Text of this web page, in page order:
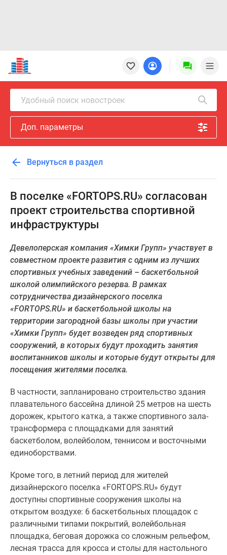
Новостройки
Квартиры
Ипотека
Новостройки
Москвы
Новостройки
Подмосковья
Новостройки
Москвы
Готовые
новостройки
Новостройки
карте
предложения
Коммерческие
помещения
Продавцы
застройщики
Панорамы
новостроек
Видеообзор
новостроек
Экспертиза
Экология
Москвы
Подмосковья
Студии
комнатные
комнатные
комнатные
Квартиры
Удобный поиск новостроек
Доп. параметры
Вернуться в раздел
В поселке «FORTOPS.RU» согласован
проект строительства спортивной
инфраструктуры
Девелоперская компания «Химки Групп» участвует в
совместном проекте развития с одним из лучших
спортивных учебных заведений – баскетбольной
школой олимпийского резерва. В рамках
сотрудничества дизайнерского поселка
«FORTOPS.RU» и баскетбольной школы на
территории загородной базы школы при участии
«Химки Групп» будет возведен ряд спортивных
сооружений, в которых будут проходить занятия
воспитанников школы и которые будут открыты для
посещения жителями поселка.
В частности, запланировано строительство здания
плавательного бассейна длиной 25 метров на шесть
дорожек, крытого катка, а также спортивного зала-
трансформера с площадками для занятий
баскетболом, волейболом, теннисом и восточными
единоборствами.
Кроме того, в летний период для жителей
дизайнерского поселка «FORTOPS.RU» будут
доступны спортивные сооружения школы на
открытом воздухе: 6 баскетбольных площадок с
различными типами покрытий, волейбольная
площадка, беговая дорожка со сложным рельефом,
лесная трасса для кросса и столы для настольного